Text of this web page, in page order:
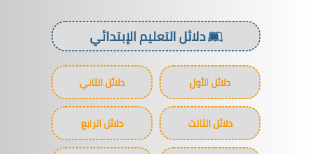
دلائل التعليم الإبتدائي
دلائل الأول دلائل الثاني
دلائل الثالث دلائل الرابع